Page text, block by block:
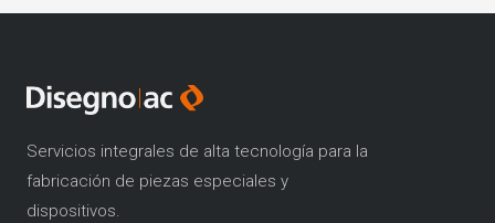
Servicios integrales de alta tecnología para la
fabricación de piezas especiales y
dispositivos.